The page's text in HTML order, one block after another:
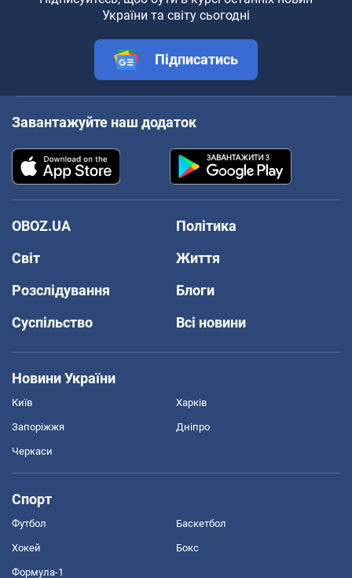
України та світу сьогодні
Підписатись
Завантажуйте наш додаток
OBOZ.UA
Політика
Світ
Життя
Розслідування
Блоги
Суспільство
Всі новини
Новини України
Київ Харків
Запоріжжя Дніпро
Черкаси
Спорт
Футбол Баскетбол
Хокей Бокс
Формула-1